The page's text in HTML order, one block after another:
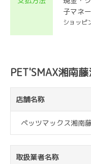
子マネー
ショッピ
PET'SMAX湘南
店舗名称
ペッツマックス湘南
取扱業者名称